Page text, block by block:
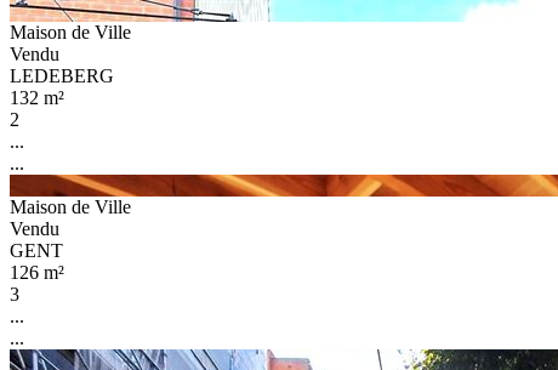
Maison de Ville
Vendu
LEDEBERG
132 m²
2
...
...
Maison de Ville
Vendu
GENT
126 m²
3
...
...